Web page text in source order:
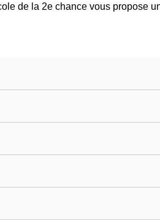
de la 2e chance vous propose